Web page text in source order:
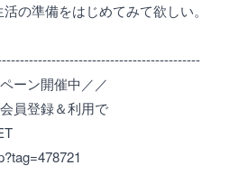
の準備をはじめてみて欲しい。
ーン開催中／／
員登録＆利用で